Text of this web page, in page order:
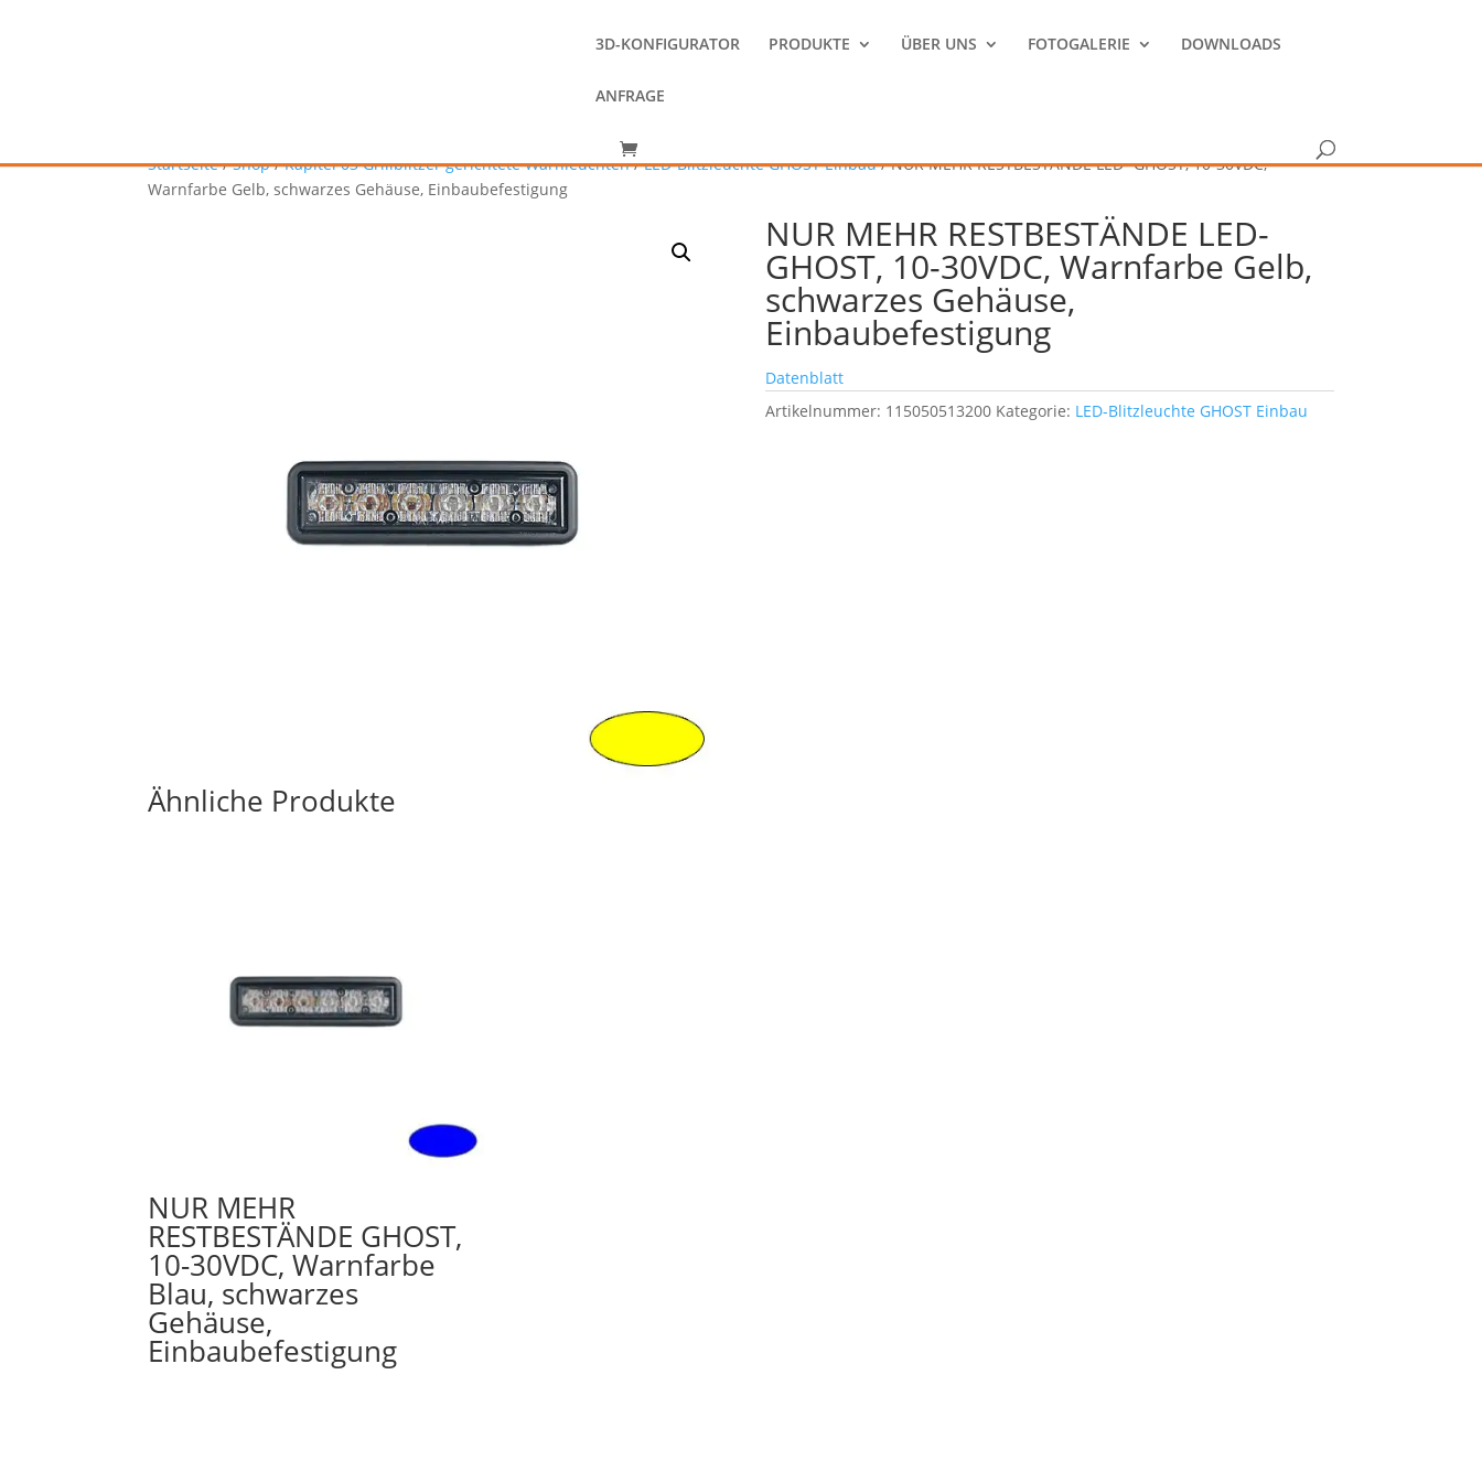
3D-KONFIGURATOR PRODUKTE ÜBER UNS FOTOGALERIE DOWNLOADS
ANFRAGE
Startseite/Shop/Kapitel 03 Grillblitzer gerichtete Warnleuchten/LED-Blitzleuchte GHOST Einbau/ NUR MEHR RESTBESTÄNDE LED- GHOST, 10-30VDC,
Warnfarbe Gelb, schwarzes Gehäuse, Einbaubefestigung
NUR MEHR RESTBESTÄNDE LED-
GHOST, 10-30VDC, Warnfarbe Gelb,
schwarzes Gehäuse,
Einbaubefestigung
Datenblatt
Artikelnummer: 115050513200 Kategorie: LED-Blitzleuchte GHOST Einbau
Ähnliche Produkte
NUR MEHR
RESTBESTÄNDE GHOST,
10-30VDC, Warnfarbe
Blau, schwarzes
Gehäuse,
Einbaubefestigung